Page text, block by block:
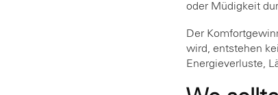
oder Müdigkeit
Der
wird, entstehen
Energieverluste,